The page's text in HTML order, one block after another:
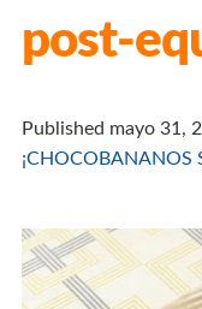
post-
Published mayo 31,
¡CHOCOBANANOS